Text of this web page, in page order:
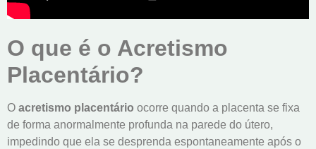
O que é o Acretismo
Placentário?
O acretismo placentário ocorre quando a placenta se fixa
de forma anormalmente profunda na parede do útero,
impedindo que ela se desprenda espontaneamente após o